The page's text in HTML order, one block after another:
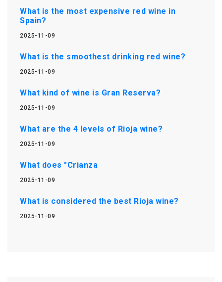
What is the most expensive red wine in
Spain?
2025-11-09
What is the smoothest drinking red wine?
2025-11-09
What kind of wine is Gran Reserva?
2025-11-09
What are the 4 levels of Rioja wine?
2025-11-09
What does "Crianza
2025-11-09
What is considered the best Rioja wine?
2025-11-09